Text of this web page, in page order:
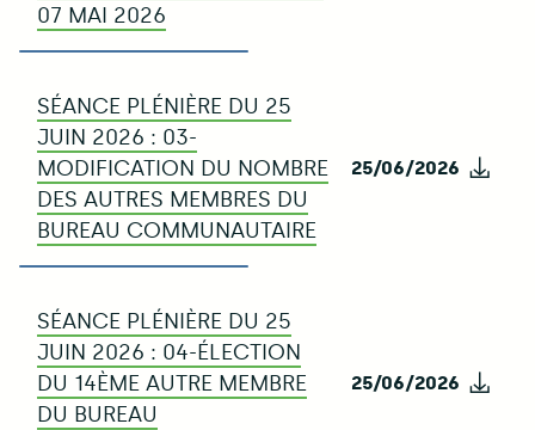
07 MAI 2026
SÉANCE PLÉNIÈRE DU 25
JUIN 2026 : 03-
MODIFICATION DU NOMBRE
DES AUTRES MEMBRES DU
BUREAU COMMUNAUTAIRE
25/06/2026
SÉANCE PLÉNIÈRE DU 25
JUIN 2026 : 04-ÉLECTION
DU 14ÈME AUTRE MEMBRE
DU BUREAU
25/06/2026